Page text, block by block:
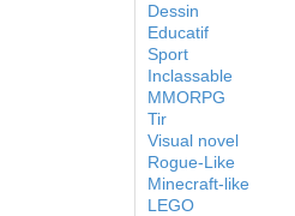
Dessin
Educatif
Sport
Inclassable
MMORPG
Tir
Visual novel
Rogue-Like
Minecraft-like
LEGO